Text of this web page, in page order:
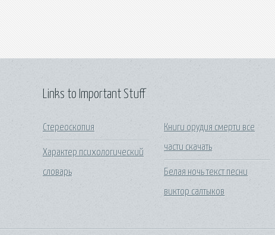
Links to Important Stuff
Стереоскопия
Характер психологический
словарь
Книги орудия смерти все
части скачать
Белая ночь текст песни
виктор салтыков